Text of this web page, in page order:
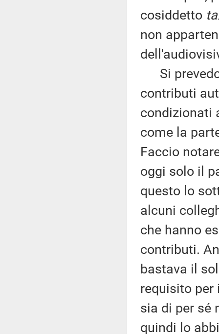
cosiddetto
non
Si
contributi
condizionati
come la
Faccio
oggi solo il
questo lo
alcuni
che hanno
contributi.
bastava il
requisito
sia di per sé
quindi lo